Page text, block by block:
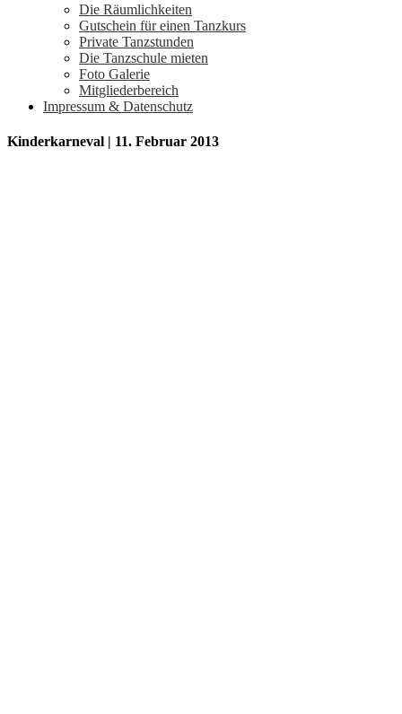
Die Räumlichkeiten
Gutschein für einen Tanzkurs
Private Tanzstunden
Die Tanzschule mieten
Foto Galerie
Mitgliederbereich
Impressum & Datenschutz
Kinderkarneval | 11. Februar 2013